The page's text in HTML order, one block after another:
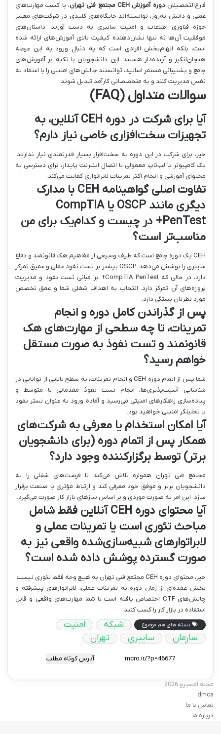
فارغ‌التحصیلاندوره آموزش CEH مجتمع فنی تهران
، با کسب مهارت‌های
عملی و دانش به‌روز، توانسته‌اند جایگاه‌های کلیدی در شرکت‌های معتبر
حوزه فناوری اطلاعات و امنیت سایبری به دست آورند. داستان‌های
موفقیت آن‌ها نه تنها نشان‌دهنده کیفیت بالای آموزش‌های ارائه شده
است، بلکه الهام‌بخش افرادی است که به دنبال ورود به این عرصه
هیجان‌انگیز و آینده‌دار هستند. این دانشجویان با تکیه بر آموزش‌های
جامع و پشتیبانی مستمر اساتید، توانستند چالش‌های امنیتی را با اعتماد به
نفس مدیریت کنند و به متخصصانی کارآمد تبدیل شوند.
سوالات متداول (FAQ)
آیا برای شرکت در دوره CEH آنلاین، به
تجهیزات سخت‌افزاری خاصی نیاز دارم؟
خیر، برای شرکت در این دوره به سخت‌افزار بسیار قدرتمندی نیاز ندارید.
یک کامپیوتر یا لپ‌تاپ معمولی با اتصال اینترنت پایدار، برای دسترسی به
محتوای آموزشی و انجام اکثر تمرینات لابراتواری کفایت می‌کند.
تفاوت اصلی گواهینامه CEH با مدارک
دیگری مانند OSCP یا CompTIA
PenTest+ در چیست و کدام‌یک برای من
مناسب‌تر است؟
CEH یک دوره جامع است که طیف وسیعی از مفاهیم هک قانونمند و دفاع
سایبری را پوشش می‌دهد. OSCP بیشتر بر تست نفوذ عملی و عمیق تمرکز
دارد، در حالی که CompTIA PenTest+ بر مبانی تست نفوذ و مدیریت
پروژه‌های آن تمرکز دارد. انتخاب به اهداف شغلی شما و عمق تخصص
مورد نظرتان بستگی دارد.
پس از گذراندن کامل دوره و انجام
تمرینات، تا چه سطحی از مهارت‌های هک
قانونمند و تست نفوذ به صورت مستقل
خواهم رسید؟
شما پس از اتمام دوره CEH و انجام تمرینات، به سطح بالایی از توانایی در
شناسایی آسیب‌پذیری‌ها، انجام تست نفوذ مقدماتی تا متوسط و
پیاده‌سازی راهکارهای امنیتی می‌رسید و آماده ورود به عنوان تستر نفوذ
یا تحلیلگر امنیتی خواهید بود.
آیا امکان استخدام یا معرفی به شرکت‌های
همکار پس از اتمام دوره (برای دانشجویان
برتر) توسط برگزارکننده وجود دارد؟
مجتمع فنی تهران همواره تلاش می‌کند تا فرصت‌های شغلی را به
دانشجویان برتر و موفق خود معرفی کند و ارتباط مؤثری با صنعت برقرار
سازد. این امر به صورت موردی و بر اساس نیازهای بازار کار صورت می‌گیرد.
آیا محتوای دوره CEH آنلاین فقط شامل
مباحث تئوری است یا تمرینات عملی و
لابراتوارهای شبیه‌سازی‌شده واقعی نیز به
صورت گسترده پوشش داده شده است؟
خیر، محتوای دوره CEH مجتمع فنی تهران به هیچ وجه فقط تئوری نیست.
بخش عمده‌ای از زمان دوره به تمرینات عملی، لابراتوارهای پیشرفته و
چالش‌های CTF اختصاص یافته است تا شما مهارت‌های واقعی و قابل
استفاده در بازار کار را کسب کنید.
دسته های هم موضوع شبکه
امنیت
سازمان
سایبری تهران
آدرس کوتاه مطلب
مجله امسیرو 2026
dmca
تماس با ما
درباره ما